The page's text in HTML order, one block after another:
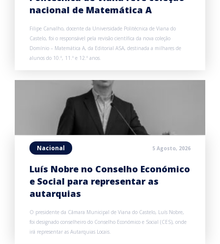
nacional de Matemática A
Filipe Carvalho, docente da Universidade Politécnica de Viana do
Castelo, foi o responsável pela revisão científica da nova coleção
Domínio – Matemática A, da Editorial ASA, destinada a milhares de
alunos do 10.º, 11.º e 12.º anos.
Nacional 5 Agosto, 2026
Luís Nobre no Conselho Económico
e Social para representar as
autarquias
O presidente da Câmara Municipal de Viana do Castelo, Luís Nobre,
foi designado conselheiro do Conselho Económico e Social (CES), onde
irá representar as Autarquias Locais.